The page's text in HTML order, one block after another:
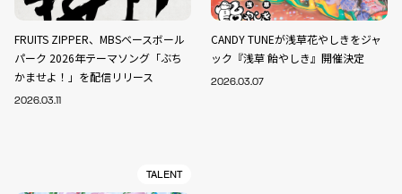
FRUITS ZIPPER、MBSベースボール
パーク 2026年テーマソング「ぶち
かませよ！」を配信リリース
2026.03.11
CANDY TUNEが浅草花やしきをジャ
ック『浅草 飴やしき』開催決定
2026.03.07
TALENT